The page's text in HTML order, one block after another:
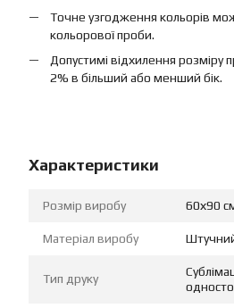
Точне узгодження кольорів
кольорової проби.
Допустимі відхилення розміру
2% в більший або менший бік.
Характеристики
Розмір виробу 60х90
Матеріал виробу
Тип друку